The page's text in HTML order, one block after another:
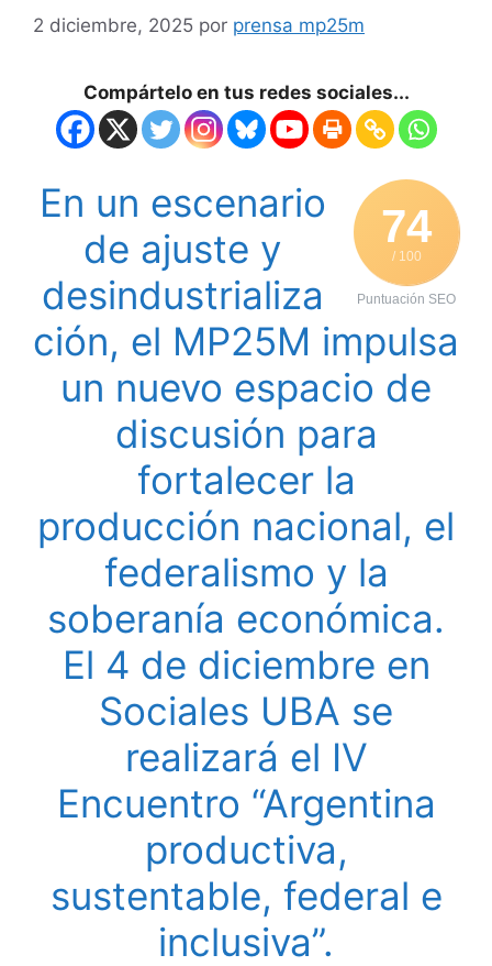
2 diciembre, 2025 por prensa mp25m
Compártelo en tus redes sociales...
74
/ 100
Puntuación SEO
En un escenario
de ajuste y
desindustrializa
ción, el MP25M impulsa
un nuevo espacio de
discusión para
fortalecer la
producción nacional, el
federalismo y la
soberanía económica.
El 4 de diciembre en
Sociales UBA se
realizará el IV
Encuentro “Argentina
productiva,
sustentable, federal e
inclusiva”.